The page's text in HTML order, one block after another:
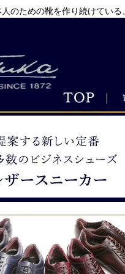
のための靴を作り続けてい